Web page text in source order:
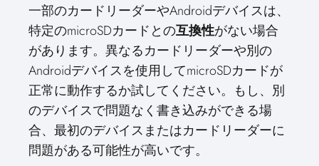
一部のカードリーダーやAndroidデバイスは、
特定のmicroSDカードとの互換性がない場合
があります。異なるカードリーダーや別の
Androidデバイスを使用してmicroSDカードが
正常に動作するか試してください。もし、別
のデバイスで問題なく書き込みができる場
合、最初のデバイスまたはカードリーダーに
問題がある可能性が高いです。